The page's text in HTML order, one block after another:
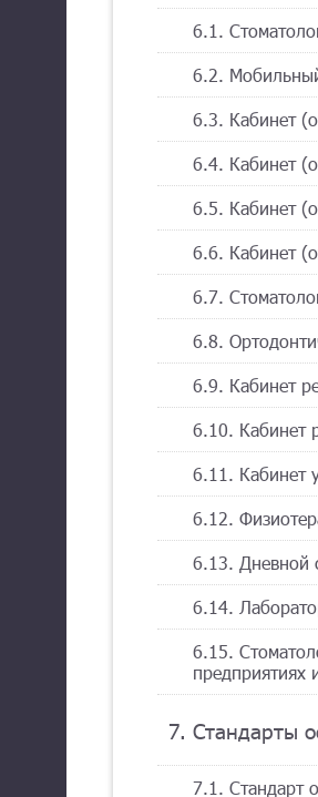
6.1.
6.2.
6.3. Кабинет
6.4. Кабинет
6.5. Кабинет
6.6. Кабинет
6.7.
6.8.
6.9. Кабинет
6.10. Кабинет
6.11. Кабинет
6.12.
6.13. Дневной
6.14.
6.15.
предприятиях
7. Стандарты
7.1. Стандарт